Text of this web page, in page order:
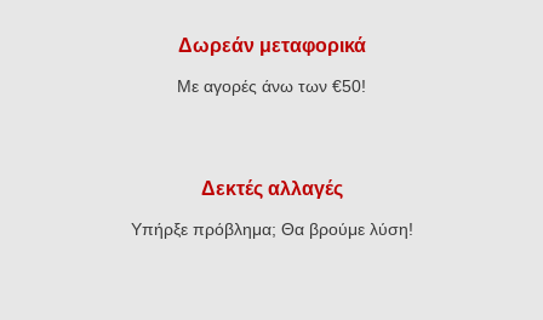
Δωρεάν μεταφορικά
Με αγορές άνω των €50!
Δεκτές αλλαγές
Υπήρξε πρόβλημα; Θα βρούμε λύση!